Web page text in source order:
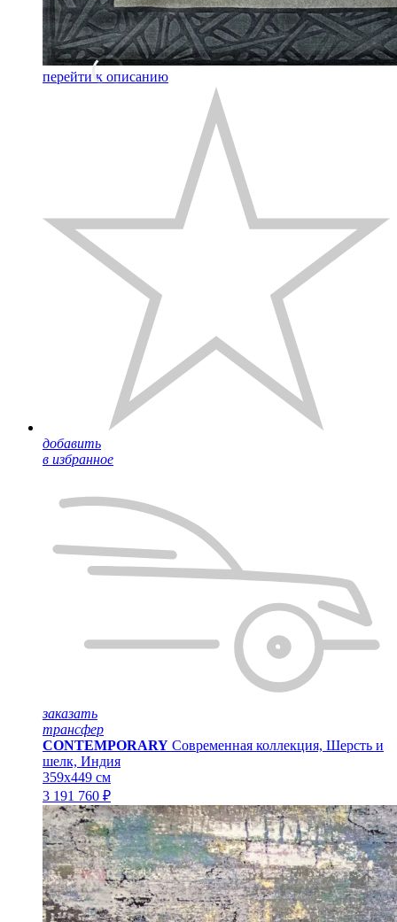
перейти к описанию
добавить
в избранное
заказать
трансфер
CONTEMPORARY Современная коллекция, Шерсть и
шелк, Индия
359x449 см
3 191 760 ₽